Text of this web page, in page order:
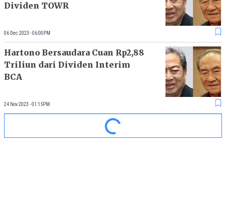
Dividen TOWR
06 Dec 2023 - 06:00PM
Hartono Bersaudara Cuan Rp2,88
Triliun dari Dividen Interim
BCA
24 Nov 2023 - 01:15PM